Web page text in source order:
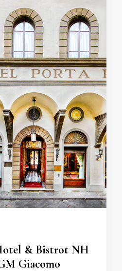
& Bistrot NH
Giacomo